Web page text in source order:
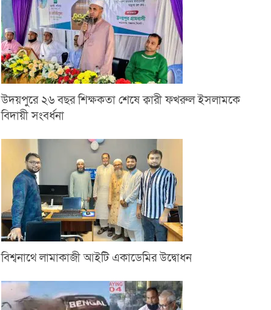
উদয়পুরে ২৬ বছর শিক্ষকতা শেষে ক্বারী ফখরুল ইসলামকে
বিদায়ী সংবর্ধনা
বিশ্বনাথে লামাকাজী আইটি একাডেমির উদ্বোধন